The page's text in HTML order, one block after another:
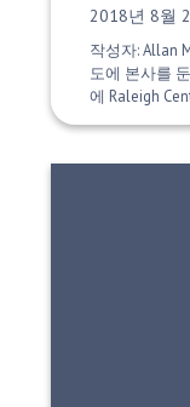
게시 날짜:
2018년 8월
작성자: Allan
도에 본사를
에 Raleigh